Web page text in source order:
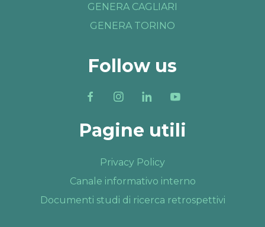
GENERA CAGLIARI
GENERA TORINO
Follow us
Pagine utili
Privacy Policy
Canale informativo interno
Documenti studi di ricerca retrospettivi